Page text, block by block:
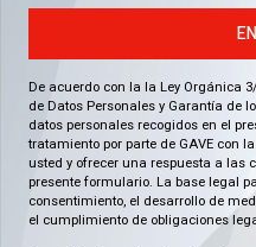
De acuerdo con la la Ley Orgánica
de Datos Personales y Garantía de
datos personales recogidos en el
tratamiento por parte de GAVE con
usted y ofrecer una respuesta a las
presente formulario. La base legal
consentimiento, el desarrollo de
el cumplimiento de obligaciones